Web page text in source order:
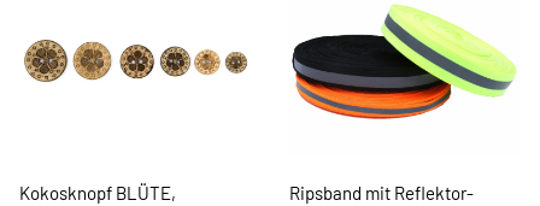
Kokosknopf BLÜTE,
Ripsband mit Reflektor-